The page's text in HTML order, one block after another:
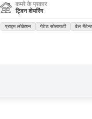
कमरे के प्रकार
ट्विन शेयरिंग
प्राइम लोकेशन गेटेड सोसायटी वेल मेंटेन्ड